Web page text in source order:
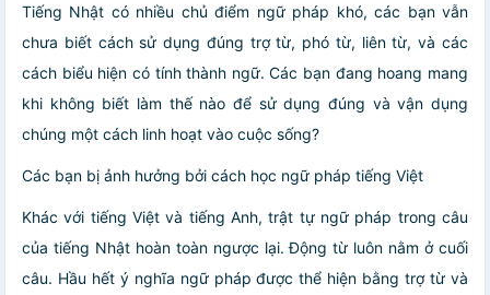
Tiếng Nhật có nhiều chủ điểm ngữ pháp khó, các bạn vẫn
chưa biết cách sử dụng đúng trợ từ, phó từ, liên từ, và các
cách biểu hiện có tính thành ngữ. Các bạn đang hoang mang
khi không biết làm thế nào để sử dụng đúng và vận dụng
chúng một cách linh hoạt vào cuộc sống?
Các bạn bị ảnh hưởng bởi cách học ngữ pháp tiếng Việt
Khác với tiếng Việt và tiếng Anh, trật tự ngữ pháp trong câu
của tiếng Nhật hoàn toàn ngược lại. Động từ luôn nằm ở cuối
câu. Hầu hết ý nghĩa ngữ pháp được thể hiện bằng trợ từ và